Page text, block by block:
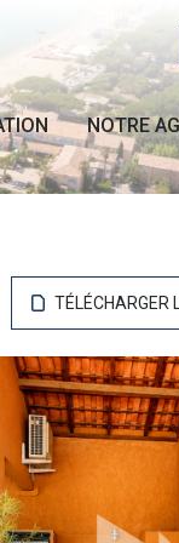
NOTRE
TÉLÉCHARGER